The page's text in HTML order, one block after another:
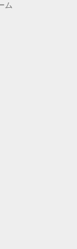
ム